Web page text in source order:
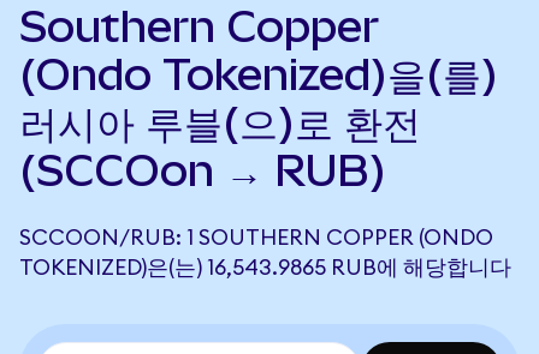
Southern Copper
(Ondo Tokenized)을(를)
러시아 루블(으)로 환전
(SCCOon → RUB)
SCCOON/RUB: 1 SOUTHERN COPPER (ONDO
TOKENIZED)은(는) 16,543.9865 RUB에 해당합니다